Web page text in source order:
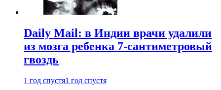
Daily Mail: в Индии врачи удалили
из мозга ребенка 7-сантиметровый
гвоздь
1 год спустя1 год спустя